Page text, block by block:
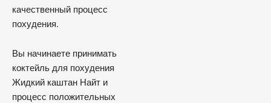
качественный процесс
похудения.
Вы начинаете принимать
коктейль для похудения
Жидкий каштан Найт и
процесс положительных